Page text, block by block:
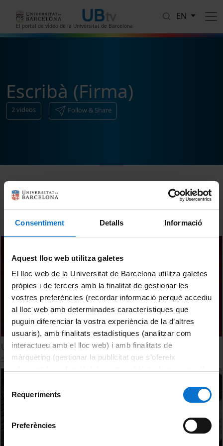
Consentiment Detalls Informació
Aquest lloc web utilitza galetes
El lloc web de la Universitat de Barcelona utilitza galetes
pròpies i de tercers amb la finalitat de gestionar les
vostres preferències (recordar informació perquè accediu
al lloc web amb determinades característiques que
puguin diferenciar la vostra experiència de la d’altres
usuaris), amb finalitats estadístiques (analitzar com
interactueu amb el lloc web) i amb finalitats de
màrqueting (gestionar la publicitat que s’ofereix
consultar laPolítica de galetes del lloc web de la
Requeriments
Preferències
El portal de vídeo de la Universitat de Barcelona
EN
Escribà (Firma)
2videos Follow & Share
Sort
Una benvinguda ben dolça als graduats!
5 September, 2025